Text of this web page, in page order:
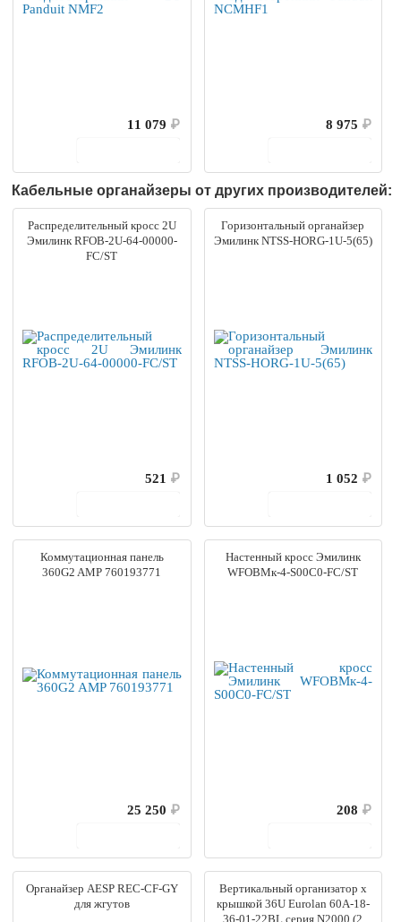
11 079 ₽
8 975 ₽
Кабельные органайзеры от других производителей:
Распределительный кросс 2U
Эмилинк RFOB-2U-64-00000-
FC/ST
521 ₽
Горизонтальный органайзер
Эмилинк NTSS-HORG-1U-5(65)
1 052 ₽
Коммутационная панель
360G2 AMP 760193771
25 250 ₽
Настенный кросс Эмилинк
WFOBMк-4-S00C0-FC/ST
208 ₽
Органайзер AESP REC-CF-GY
для жгутов
Вертикальный организатор x
крышкой 36U Eurolan 60A-18-
36-01-22BL серия N2000 (2